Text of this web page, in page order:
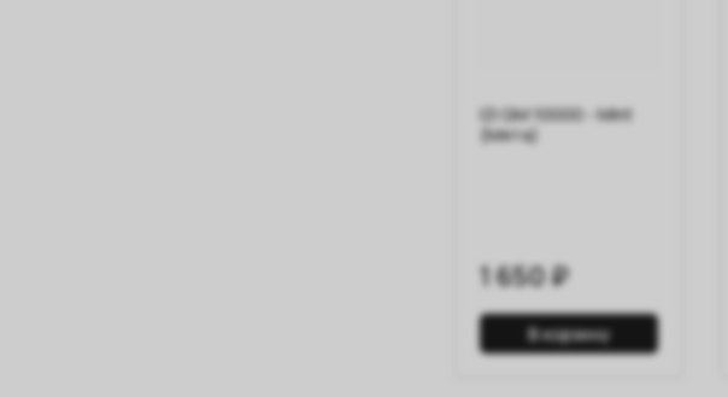
IZI QM 10000 - Mint
(Мята)
1 650 ₽
В корзину